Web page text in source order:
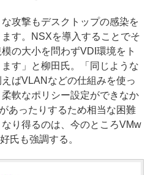
攻撃もデスクトップの感染を
す。NSXを導入することでそ
の大小を問わずVDI環境をト
す」と柳田氏。「同じような
ばVLANなどの仕組みを使っ
軟なポリシー設定ができなか
あったりするため相当な困難
り得るのは、今のところVMw
氏も強調する。